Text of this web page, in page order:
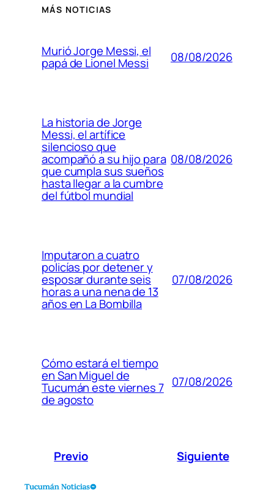
MÁS NOTICIAS
Murió Jorge Messi, el
papá de Lionel Messi 08/08/2026
La historia de Jorge
Messi, el artífice
silencioso que
acompañó a su hijo para
que cumpla sus sueños
hasta llegar a la cumbre
del fútbol mundial
08/08/2026
Imputaron a cuatro
policías por detener y
esposar durante seis
horas a una nena de 13
años en La Bombilla
07/08/2026
Cómo estará el tiempo
en San Miguel de
Tucumán este viernes 7
de agosto
07/08/2026
Previo Siguiente